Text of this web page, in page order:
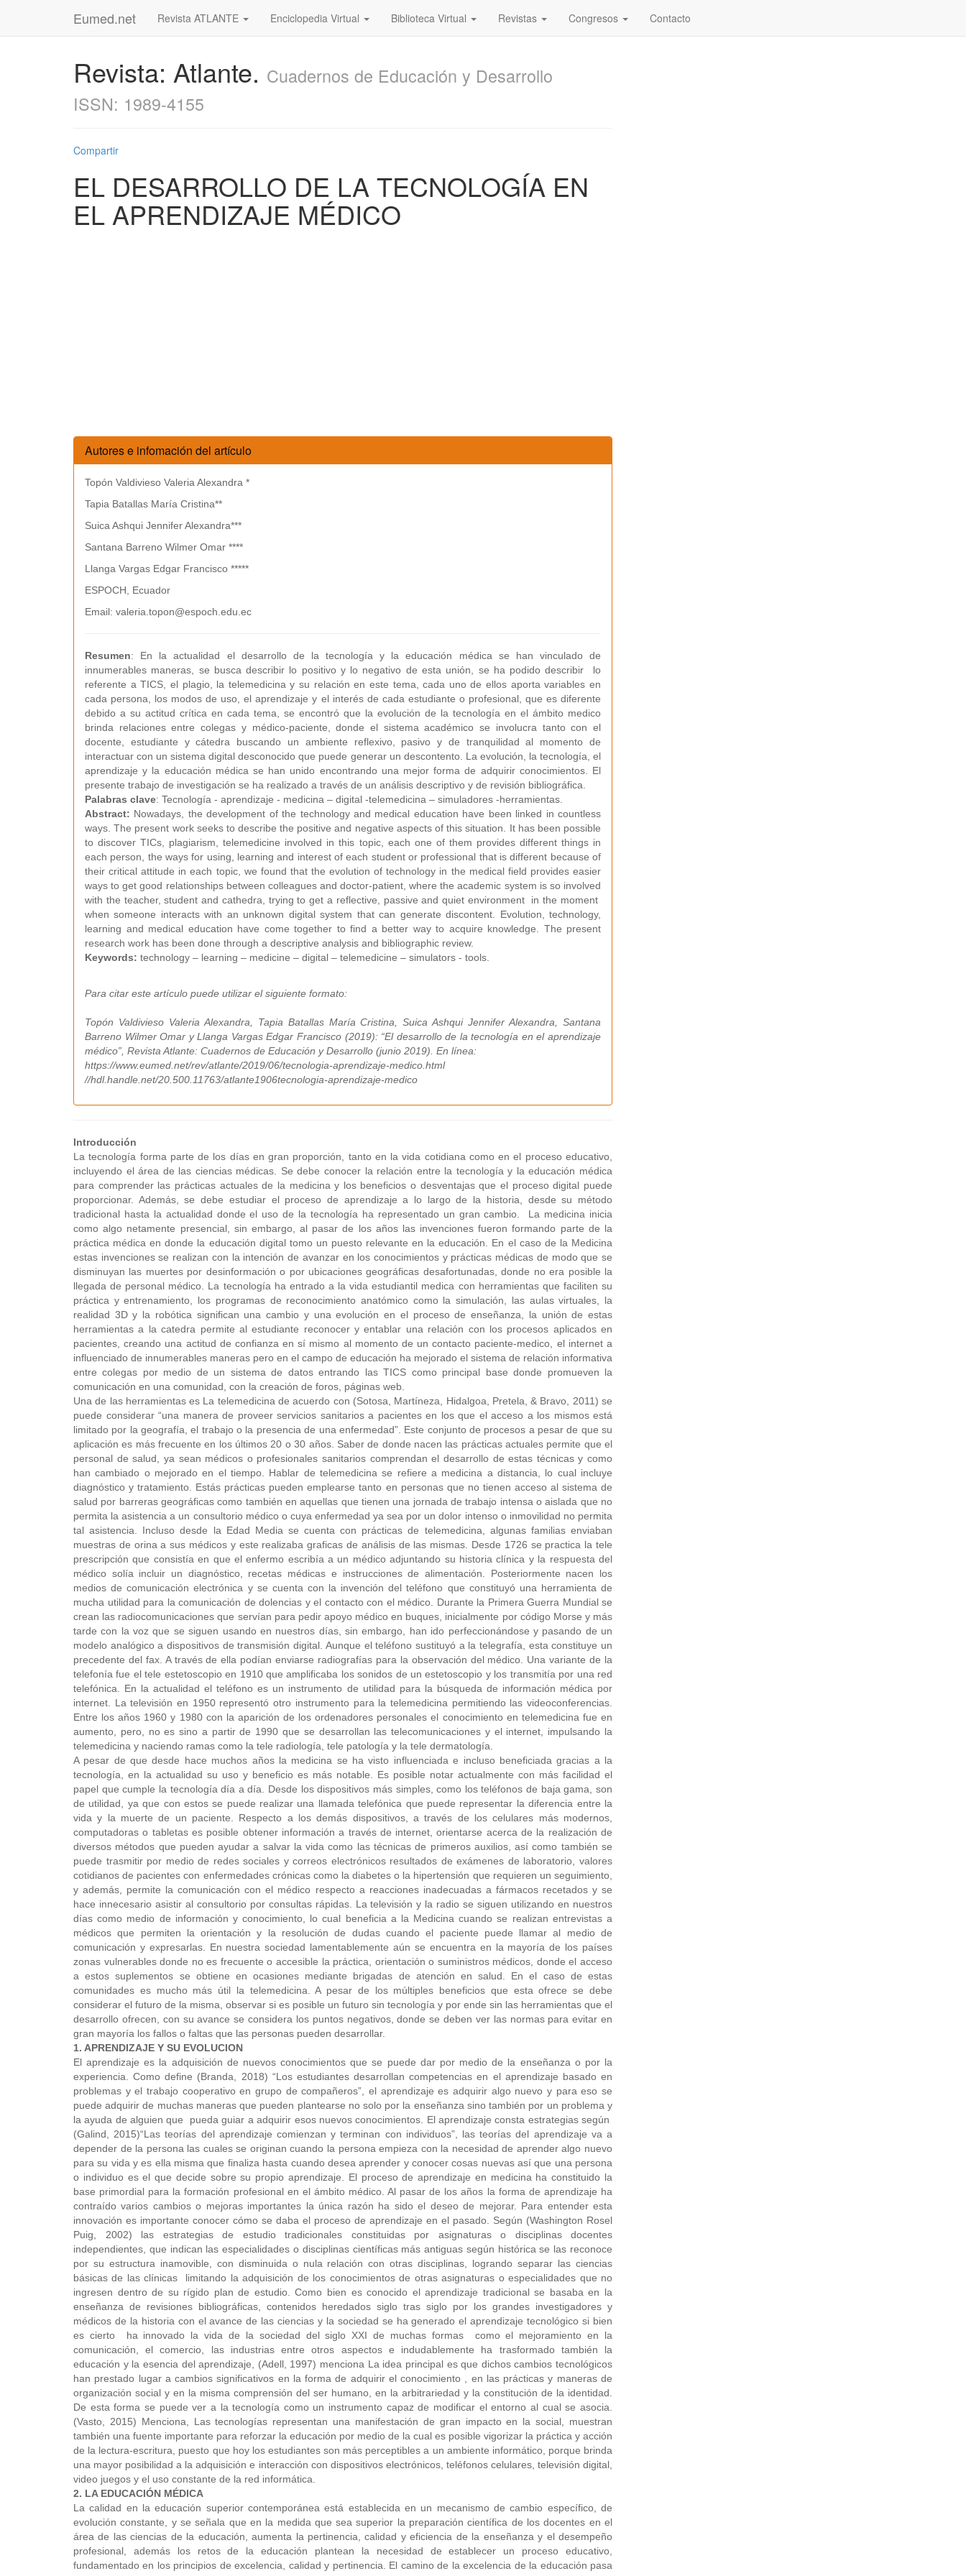
Eumed.net Revista ATLANTE Enciclopedia Virtual Biblioteca Virtual Revistas Congresos Contacto
Revista: Atlante. Cuadernos de Educación y Desarrollo
ISSN: 1989-4155
Compartir
EL DESARROLLO DE LA TECNOLOGÍA EN
EL APRENDIZAJE MÉDICO
Autores e infomación del artículo
Topón Valdivieso Valeria Alexandra *
Tapia Batallas María Cristina**
Suica Ashqui Jennifer Alexandra***
Santana Barreno Wilmer Omar ****
Llanga Vargas Edgar Francisco *****
ESPOCH, Ecuador
Email: valeria.topon@espoch.edu.ec
Resumen: En la actualidad el desarrollo de la tecnología y la educación médica se han vinculado de
innumerables maneras, se busca describir lo positivo y lo negativo de esta unión, se ha podido describir lo
referente a TICS, el plagio, la telemedicina y su relación en este tema, cada uno de ellos aporta variables en
cada persona, los modos de uso, el aprendizaje y el interés de cada estudiante o profesional, que es diferente
debido a su actitud crítica en cada tema, se encontró que la evolución de la tecnología en el ámbito medico
brinda relaciones entre colegas y médico-paciente, donde el sistema académico se involucra tanto con el
docente, estudiante y cátedra buscando un ambiente reflexivo, pasivo y de tranquilidad al momento de
interactuar con un sistema digital desconocido que puede generar un descontento. La evolución, la tecnología, el
aprendizaje y la educación médica se han unido encontrando una mejor forma de adquirir conocimientos. El
presente trabajo de investigación se ha realizado a través de un análisis descriptivo y de revisión bibliográfica.
Palabras clave: Tecnología - aprendizaje - medicina – digital -telemedicina – simuladores -herramientas.
Abstract: Nowadays, the development of the technology and medical education have been linked in countless
ways. The present work seeks to describe the positive and negative aspects of this situation. It has been possible
to discover TICs, plagiarism, telemedicine involved in this topic, each one of them provides different things in
each person, the ways for using, learning and interest of each student or professional that is different because of
their critical attitude in each topic, we found that the evolution of technology in the medical field provides easier
ways to get good relationships between colleagues and doctor-patient, where the academic system is so involved
with the teacher, student and cathedra, trying to get a reflective, passive and quiet environment in the moment
when someone interacts with an unknown digital system that can generate discontent. Evolution, technology,
learning and medical education have come together to find a better way to acquire knowledge. The present
research work has been done through a descriptive analysis and bibliographic review.
Keywords: technology – learning – medicine – digital – telemedicine – simulators - tools.
Para citar este artículo puede utilizar el siguiente formato:
Topón Valdivieso Valeria Alexandra, Tapia Batallas María Cristina, Suica Ashqui Jennifer Alexandra, Santana
Barreno Wilmer Omar y Llanga Vargas Edgar Francisco (2019): “El desarrollo de la tecnología en el aprendizaje
médico”, Revista Atlante: Cuadernos de Educación y Desarrollo (junio 2019). En línea:
https://www.eumed.net/rev/atlante/2019/06/tecnologia-aprendizaje-medico.html
//hdl.handle.net/20.500.11763/atlante1906tecnologia-aprendizaje-medico
Introducción
La tecnología forma parte de los días en gran proporción, tanto en la vida cotidiana como en el proceso educativo,
incluyendo el área de las ciencias médicas. Se debe conocer la relación entre la tecnología y la educación médica
para comprender las prácticas actuales de la medicina y los beneficios o desventajas que el proceso digital puede
proporcionar. Además, se debe estudiar el proceso de aprendizaje a lo largo de la historia, desde su método
tradicional hasta la actualidad donde el uso de la tecnología ha representado un gran cambio. La medicina inicia
como algo netamente presencial, sin embargo, al pasar de los años las invenciones fueron formando parte de la
práctica médica en donde la educación digital tomo un puesto relevante en la educación. En el caso de la Medicina
estas invenciones se realizan con la intención de avanzar en los conocimientos y prácticas médicas de modo que se
disminuyan las muertes por desinformación o por ubicaciones geográficas desafortunadas, donde no era posible la
llegada de personal médico. La tecnología ha entrado a la vida estudiantil medica con herramientas que faciliten su
práctica y entrenamiento, los programas de reconocimiento anatómico como la simulación, las aulas virtuales, la
realidad 3D y la robótica significan una cambio y una evolución en el proceso de enseñanza, la unión de estas
herramientas a la catedra permite al estudiante reconocer y entablar una relación con los procesos aplicados en
pacientes, creando una actitud de confianza en sí mismo al momento de un contacto paciente-medico, el internet a
influenciado de innumerables maneras pero en el campo de educación ha mejorado el sistema de relación informativa
entre colegas por medio de un sistema de datos entrando las TICS como principal base donde promueven la
comunicación en una comunidad, con la creación de foros, páginas web.
Una de las herramientas es La telemedicina de acuerdo con (Sotosa, Martíneza, Hidalgoa, Pretela, & Bravo, 2011) se
puede considerar “una manera de proveer servicios sanitarios a pacientes en los que el acceso a los mismos está
limitado por la geografía, el trabajo o la presencia de una enfermedad”. Este conjunto de procesos a pesar de que su
aplicación es más frecuente en los últimos 20 o 30 años. Saber de donde nacen las prácticas actuales permite que el
personal de salud, ya sean médicos o profesionales sanitarios comprendan el desarrollo de estas técnicas y como
han cambiado o mejorado en el tiempo. Hablar de telemedicina se refiere a medicina a distancia, lo cual incluye
diagnóstico y tratamiento. Estás prácticas pueden emplearse tanto en personas que no tienen acceso al sistema de
salud por barreras geográficas como también en aquellas que tienen una jornada de trabajo intensa o aislada que no
permita la asistencia a un consultorio médico o cuya enfermedad ya sea por un dolor intenso o inmovilidad no permita
tal asistencia. Incluso desde la Edad Media se cuenta con prácticas de telemedicina, algunas familias enviaban
muestras de orina a sus médicos y este realizaba graficas de análisis de las mismas. Desde 1726 se practica la tele
prescripción que consistía en que el enfermo escribía a un médico adjuntando su historia clínica y la respuesta del
médico solía incluir un diagnóstico, recetas médicas e instrucciones de alimentación. Posteriormente nacen los
medios de comunicación electrónica y se cuenta con la invención del teléfono que constituyó una herramienta de
mucha utilidad para la comunicación de dolencias y el contacto con el médico. Durante la Primera Guerra Mundial se
crean las radiocomunicaciones que servían para pedir apoyo médico en buques, inicialmente por código Morse y más
tarde con la voz que se siguen usando en nuestros días, sin embargo, han ido perfeccionándose y pasando de un
modelo analógico a dispositivos de transmisión digital. Aunque el teléfono sustituyó a la telegrafía, esta constituye un
precedente del fax. A través de ella podían enviarse radiografías para la observación del médico. Una variante de la
telefonía fue el tele estetoscopio en 1910 que amplificaba los sonidos de un estetoscopio y los transmitía por una red
telefónica. En la actualidad el teléfono es un instrumento de utilidad para la búsqueda de información médica por
internet. La televisión en 1950 representó otro instrumento para la telemedicina permitiendo las videoconferencias.
Entre los años 1960 y 1980 con la aparición de los ordenadores personales el conocimiento en telemedicina fue en
aumento, pero, no es sino a partir de 1990 que se desarrollan las telecomunicaciones y el internet, impulsando la
telemedicina y naciendo ramas como la tele radiología, tele patología y la tele dermatología.
A pesar de que desde hace muchos años la medicina se ha visto influenciada e incluso beneficiada gracias a la
tecnología, en la actualidad su uso y beneficio es más notable. Es posible notar actualmente con más facilidad el
papel que cumple la tecnología día a día. Desde los dispositivos más simples, como los teléfonos de baja gama, son
de utilidad, ya que con estos se puede realizar una llamada telefónica que puede representar la diferencia entre la
vida y la muerte de un paciente. Respecto a los demás dispositivos, a través de los celulares más modernos,
computadoras o tabletas es posible obtener información a través de internet, orientarse acerca de la realización de
diversos métodos que pueden ayudar a salvar la vida como las técnicas de primeros auxilios, así como también se
puede trasmitir por medio de redes sociales y correos electrónicos resultados de exámenes de laboratorio, valores
cotidianos de pacientes con enfermedades crónicas como la diabetes o la hipertensión que requieren un seguimiento,
y además, permite la comunicación con el médico respecto a reacciones inadecuadas a fármacos recetados y se
hace innecesario asistir al consultorio por consultas rápidas. La televisión y la radio se siguen utilizando en nuestros
días como medio de información y conocimiento, lo cual beneficia a la Medicina cuando se realizan entrevistas a
médicos que permiten la orientación y la resolución de dudas cuando el paciente puede llamar al medio de
comunicación y expresarlas. En nuestra sociedad lamentablemente aún se encuentra en la mayoría de los países
zonas vulnerables donde no es frecuente o accesible la práctica, orientación o suministros médicos, donde el acceso
a estos suplementos se obtiene en ocasiones mediante brigadas de atención en salud. En el caso de estas
comunidades es mucho más útil la telemedicina. A pesar de los múltiples beneficios que esta ofrece se debe
considerar el futuro de la misma, observar si es posible un futuro sin tecnología y por ende sin las herramientas que el
desarrollo ofrecen, con su avance se considera los puntos negativos, donde se deben ver las normas para evitar en
gran mayoría los fallos o faltas que las personas pueden desarrollar.
1. APRENDIZAJE Y SU EVOLUCION
El aprendizaje es la adquisición de nuevos conocimientos que se puede dar por medio de la enseñanza o por la
experiencia. Como define (Branda, 2018) “Los estudiantes desarrollan competencias en el aprendizaje basado en
problemas y el trabajo cooperativo en grupo de compañeros”, el aprendizaje es adquirir algo nuevo y para eso se
puede adquirir de muchas maneras que pueden plantearse no solo por la enseñanza sino también por un problema y
la ayuda de alguien que pueda guiar a adquirir esos nuevos conocimientos. El aprendizaje consta estrategias según
(Galind, 2015)“Las teorías del aprendizaje comienzan y terminan con individuos”, las teorías del aprendizaje va a
depender de la persona las cuales se originan cuando la persona empieza con la necesidad de aprender algo nuevo
para su vida y es ella misma que finaliza hasta cuando desea aprender y conocer cosas nuevas así que una persona
o individuo es el que decide sobre su propio aprendizaje. El proceso de aprendizaje en medicina ha constituido la
base primordial para la formación profesional en el ámbito médico. Al pasar de los años la forma de aprendizaje ha
contraído varios cambios o mejoras importantes la única razón ha sido el deseo de mejorar. Para entender esta
innovación es importante conocer cómo se daba el proceso de aprendizaje en el pasado. Según (Washington Rosel
Puig, 2002) las estrategias de estudio tradicionales constituidas por asignaturas o disciplinas docentes
independientes, que indican las especialidades o disciplinas científicas más antiguas según histórica se las reconoce
por su estructura inamovible, con disminuida o nula relación con otras disciplinas, logrando separar las ciencias
básicas de las clínicas limitando la adquisición de los conocimientos de otras asignaturas o especialidades que no
ingresen dentro de su rígido plan de estudio. Como bien es conocido el aprendizaje tradicional se basaba en la
enseñanza de revisiones bibliográficas, contenidos heredados siglo tras siglo por los grandes investigadores y
médicos de la historia con el avance de las ciencias y la sociedad se ha generado el aprendizaje tecnológico si bien
es cierto ha innovado la vida de la sociedad del siglo XXI de muchas formas como el mejoramiento en la
comunicación, el comercio, las industrias entre otros aspectos e indudablemente ha trasformado también la
educación y la esencia del aprendizaje, (Adell, 1997) menciona La idea principal es que dichos cambios tecnológicos
han prestado lugar a cambios significativos en la forma de adquirir el conocimiento , en las prácticas y maneras de
organización social y en la misma comprensión del ser humano, en la arbitrariedad y la constitución de la identidad.
De esta forma se puede ver a la tecnología como un instrumento capaz de modificar el entorno al cual se asocia.
(Vasto, 2015) Menciona, Las tecnologías representan una manifestación de gran impacto en la social, muestran
también una fuente importante para reforzar la educación por medio de la cual es posible vigorizar la práctica y acción
de la lectura-escritura, puesto que hoy los estudiantes son más perceptibles a un ambiente informático, porque brinda
una mayor posibilidad a la adquisición e interacción con dispositivos electrónicos, teléfonos celulares, televisión digital,
video juegos y el uso constante de la red informática.
2. LA EDUCACIÓN MÉDICA
La calidad en la educación superior contemporánea está establecida en un mecanismo de cambio específico, de
evolución constante, y se señala que en la medida que sea superior la preparación científica de los docentes en el
área de las ciencias de la educación, aumenta la pertinencia, calidad y eficiencia de la enseñanza y el desempeño
profesional, además los retos de la educación plantean la necesidad de establecer un proceso educativo,
fundamentado en los principios de excelencia, calidad y pertinencia. El camino de la excelencia de la educación pasa